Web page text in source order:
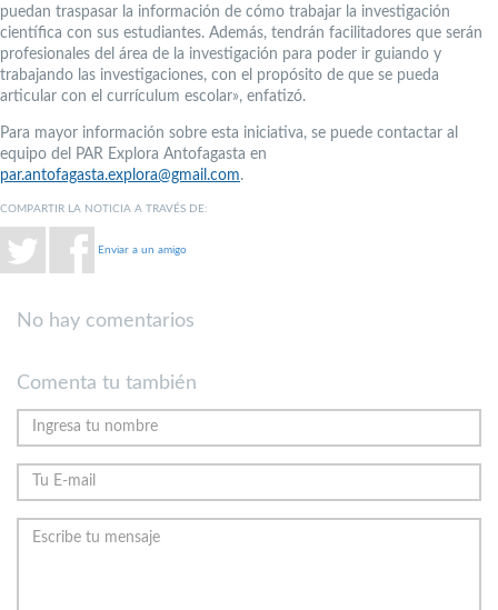
puedan traspasar la información de cómo trabajar la investigación
científica con sus estudiantes. Además, tendrán facilitadores que serán
profesionales del área de la investigación para poder ir guiando y
trabajando las investigaciones, con el propósito de que se pueda
articular con el currículum escolar», enfatizó.
Para mayor información sobre esta iniciativa, se puede contactar al
equipo del PAR Explora Antofagasta en
par.antofagasta.explora@gmail.com.
COMPARTIR LA NOTICIA A TRAVÉS DE:
Enviar a un amigo
No hay comentarios
Comenta tu también